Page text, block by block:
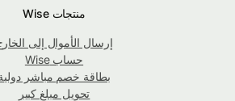
منتجات Wise
إرسال الأموال إلى الخارج
حساب Wise
بطاقة خصم مباشر دولية
تحويل مبلغ كبير